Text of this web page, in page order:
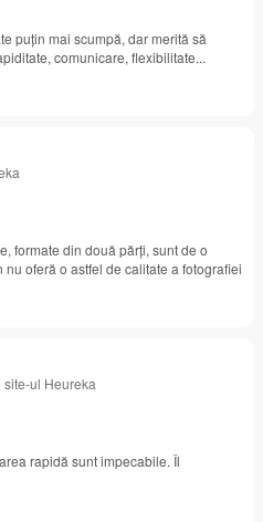
puțin mai scumpă, dar merită să
comunicare, flexibilitate...
formate din două părți, sunt de o
oferă o astfel de calitate a fotografiei
ul Heureka
rapidă sunt impecabile. Îl